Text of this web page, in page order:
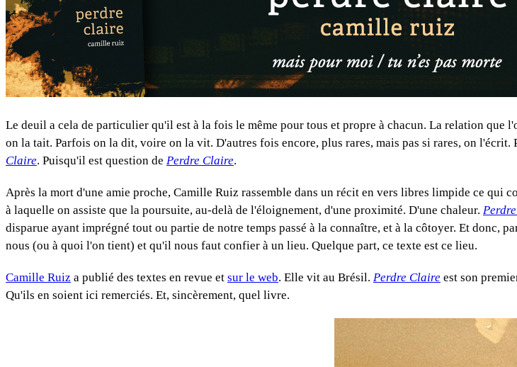
Le deuil a cela de particulier qu'il est à la fois le même pour tous et propre à chacun. La relation que
on la tait. Parfois on la dit, voire on la vit. D'autres fois encore, plus rares, mais pas si rares, on l'écrit.
Claire. Puisqu'il est question de Perdre Claire.
Après la mort d'une amie proche, Camille Ruiz rassemble dans un récit en vers libres limpide ce qui
à laquelle on assiste que la poursuite, au-delà de l'éloignement, d'une proximité. D'une chaleur.
disparue ayant imprégné tout ou partie de notre temps passé à la connaître, et à la côtoyer. Et donc,
nous (ou à quoi l'on tient) et qu'il nous faut confier à un lieu. Quelque part, ce texte est ce lieu.
Camille Ruiz a publié des textes en revue et sur le web. Elle vit au Brésil. Perdre Claire est son
Qu'ils en soient ici remerciés. Et, sincèrement, quel livre.